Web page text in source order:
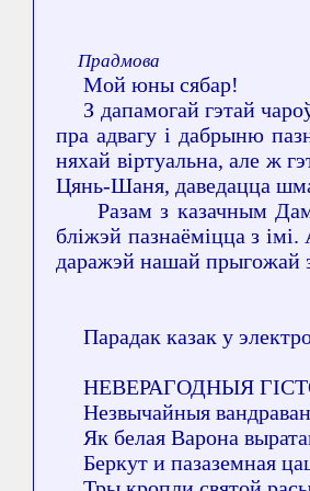
Прадмова
Мой юны сябар!
З дапамогай гэтай
пра адвагу і дабрыню
няхай віртуальна, але ж
Цянь-Шаня, даведацца
Разам з казачным
бліжэй пазнаёміцца з
даражэй нашай прыгожай
Парадак казак у
НЕВЕРАГОДНЫЯ
Незвычайныя
Як белая Варона
Беркут и пазаземная